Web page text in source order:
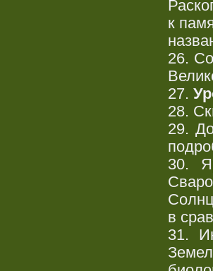
к
26.
27.
28.
29.
30.
в
31.